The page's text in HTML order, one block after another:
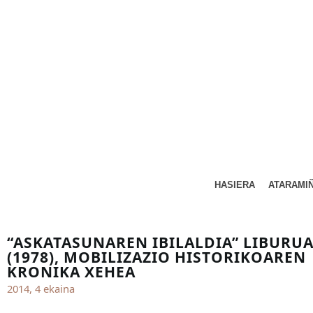
HASIERA
“ASKATASUNAREN IBILALDIA” LIBURUA
(1978), MOBILIZAZIO HISTORIKOAREN
KRONIKA XEHEA
2014, 4 ekaina